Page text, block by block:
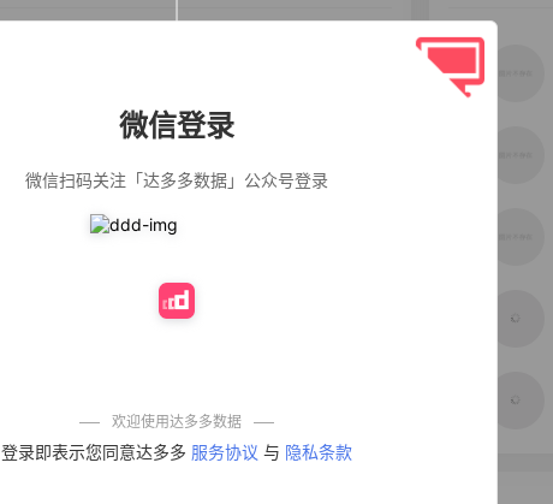
微信登录
微信扫码关注「达多多数据」公众号登录
欢迎使用达多多数据
登录即表示您同意达多多 服务协议 与 隐私条款
污渍除菌除螨3倍
洁净去渍家用去
重油污去油王污
清洗剂
一品欢【10包鲜
免煮开袋即食劲
麦醉侠 湿凉皮7袋
士依兰香沐浴露
持久留香经典幽
莲家庭装官方正